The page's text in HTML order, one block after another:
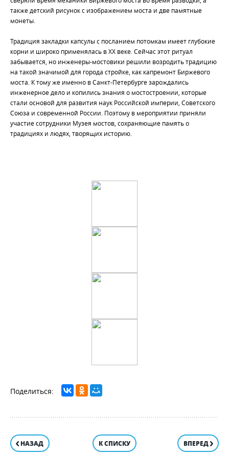
также детский рисунок с изображением моста и две памятные
монеты.
Традиция закладки капсулы с посланием потомкам имеет глубокие
корни и широко применялась в XX веке. Сейчас этот ритуал
забывается, но инженеры-мостовики решили возродить традицию
на такой значимой для города стройке, как капремонт Биржевого
моста. К тому же именно в Санкт-Петербурге зарождались
инженерное дело и копились знания о мостостроении, которые
стали основой для развития наук Российской империи, Советского
Cоюза и современной России. Поэтому в мероприятии приняли
участие сотрудники Музея мостов, сохраняющие память о
традициях и людях, творящих историю.
НАЗАД К СПИСКУ ВПЕРЕД